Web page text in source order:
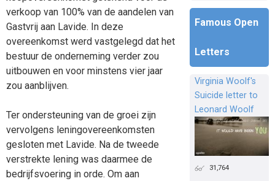
verkoop van 100% van de aandelen van
Gastvrij aan Lavide. In deze
overeenkomst werd vastgelegd dat het
bestuur de onderneming verder zou
uitbouwen en voor minstens vier jaar
zou aanblijven.
Ter ondersteuning van de groei zijn
vervolgens leningovereenkomsten
gesloten met Lavide. Na de tweede
verstrekte lening was daarmee de
bedrijfsvoering in orde. Om aan
Famous Open
Letters
Virginia Woolf's
Suicide letter to
Leonard Woolf
31,764